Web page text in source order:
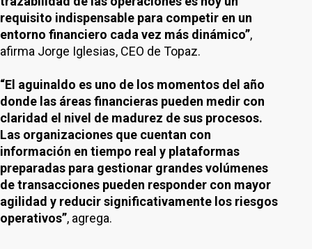
requisito indispensable para competir en un
entorno financiero cada vez más dinámico”,
afirma Jorge Iglesias, CEO de Topaz.
“El aguinaldo es uno de los momentos del año
donde las áreas financieras pueden medir con
claridad el nivel de madurez de sus procesos.
Las organizaciones que cuentan con
información en tiempo real y plataformas
preparadas para gestionar grandes volúmenes
de transacciones pueden responder con mayor
agilidad y reducir significativamente los riesgos
operativos”, agrega.